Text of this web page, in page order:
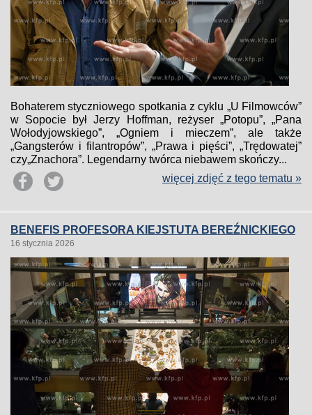
Bohaterem styczniowego spotkania z cyklu „U Filmowców”
w Sopocie był Jerzy Hoffman, reżyser „Potopu”, „Pana
Wołodyjowskiego”, „Ogniem i mieczem”, ale także
„Gangsterów i filantropów”, „Prawa i pięści”, „Trędowatej”
czy„Znachora”. Legendarny twórca niebawem skończy...
więcej zdjęć z tego tematu »
BENEFIS PROFESORA KIEJSTUTA BEREŹNICKIEGO
16 stycznia 2026